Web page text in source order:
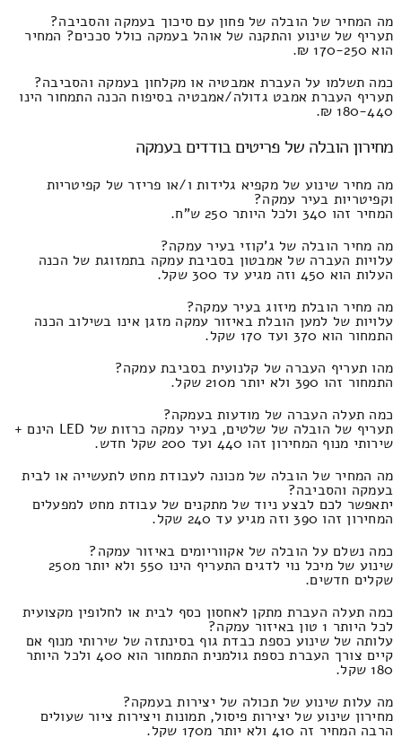
מה המחיר של הובלה של פחון עם סיכוך בעמקה והסביבה?
תעריף של שינוע והתקנה של אוהל בעמקה כולל סככים? המחיר
הוא 170-250 ₪.
כמה תשלמו על העברת אמבטיה או מקלחון בעמקה והסביבה?
תעריף העברת אמבט גדולה/אמבטיה בסיפוח הכנה התמחור הינו
180-440 ₪.
מחירון הובלה של פריטים בודדים בעמקה
מה מחיר שינוע של מקפיא גלידות ו/או פריזר של קפיטריות
וקפיטריות בעיר עמקה?
המחיר זהו 340 ולכל היותר 250 ש"ח.
מה מחיר הובלה של ג'קוזי בעיר עמקה?
עלויות העברה של אמבטון בסביבת עמקה בתמזוגת של הכנה
העלות הוא 450 וזה מגיע עד 300 שקל.
מה מחיר הובלת מיזוג בעיר עמקה?
עלויות של למען הובלת באיזור עמקה מזגן אינו בשילוב הכנה
התמחור הוא 370 ועד 170 שקל.
מהו תעריף העברה של קלנועית בסביבת עמקה?
התמחור זהו 390 ולא יותר מ210 שקל.
כמה תעלה העברה של מודעות בעמקה?
תעריף של הובלה של שלטים, בעיר עמקה כרזות של LED הינם +
שירותי מנוף המחירון זהו 440 ועד 200 שקל חדש.
מה המחיר של הובלה של מכונה לעבודת מחט לתעשייה או לבית
בעמקה והסביבה?
יתאפשר לכם לבצע ניוד של מתקנים של עבודת מחט למפעלים
המחירון זהו 390 וזה מגיע עד 240 שקל.
כמה נשלם על הובלה של אקווריומים באיזור עמקה?
שינוע של מיכל נוי לדגים התעריף הינו 550 ולא יותר מ250
שקלים חדשים.
כמה תעלה העברת מתקן לאחסון כסף לבית או לחלופין מקצועית
לכל היותר 1 טון באיזור עמקה?
עלותה של שינוע כספת כבדת גוף בסינתזה של שירותי מנוף אם
קיים צורך העברת כספת גולמנית התמחור הוא 400 ולכל היותר
180 שקל.
מה עלות שינוע של תכולה של יצירות בעמקה?
מחירון שינוע של יצירות פיסול, תמונות ויצירות ציור שעולים
הרבה המחיר זה 410 ולא יותר מ170 שקל.